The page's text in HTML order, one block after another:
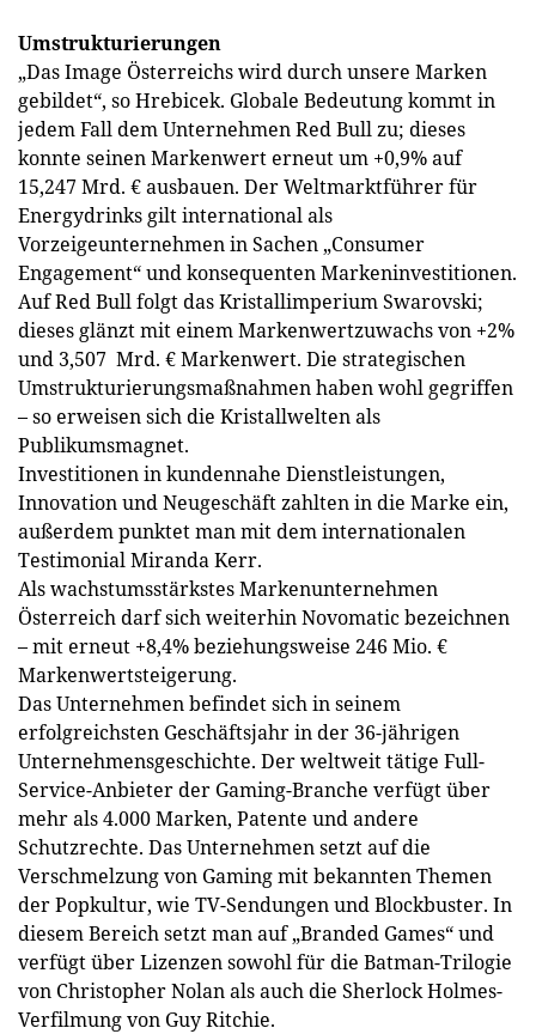
Umstrukturierungen
„Das Image Österreichs wird durch unsere Marken
gebildet“, so Hrebicek. Globale Bedeutung kommt in
jedem Fall dem Unternehmen Red Bull zu; dieses
konnte seinen Markenwert erneut um +0,9% auf
15,247 Mrd. € ausbauen. Der Weltmarktführer für
Energydrinks gilt international als
Vorzeigeunternehmen in Sachen „Consumer
Engagement“ und konsequenten Markeninvestitionen.
Auf Red Bull folgt das Kristallimperium Swarovski;
dieses glänzt mit einem Markenwertzuwachs von +2%
und 3,507 Mrd. € Markenwert. Die strategischen
Umstrukturierungsmaßnahmen haben wohl gegriffen
– so erweisen sich die Kristallwelten als
Publikumsmagnet.
Investitionen in kundennahe Dienstleistungen,
Innovation und Neugeschäft zahlten in die Marke ein,
außerdem punktet man mit dem internationalen
Testimonial Miranda Kerr.
Als wachstumsstärkstes Markenunternehmen
Österreich darf sich weiterhin Novomatic bezeichnen
– mit erneut +8,4% beziehungsweise 246 Mio. €
Markenwertsteigerung.
Das Unternehmen befindet sich in seinem
erfolgreichsten Geschäftsjahr in der 36-jährigen
Unternehmensgeschichte. Der weltweit tätige Full-
Service-­Anbieter der Gaming-Branche verfügt über
mehr als 4.000 Marken, Patente und andere
Schutzrechte. Das Unternehmen setzt auf die
Verschmelzung von Gaming mit bekannten Themen
der Popkultur, wie TV-Sendungen und Blockbuster. In
diesem Bereich setzt man auf „Branded Games“ und
verfügt über Lizenzen sowohl für die Batman-Trilogie
von Christopher Nolan als auch die Sherlock Holmes-
Verfilmung von Guy Ritchie.